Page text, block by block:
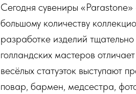
Сегодня сувениры «Parastone»
большому количеству
разработке изделий
голландских мастеров
весёлых статуэток выступают
повар, бармен, медсестра,